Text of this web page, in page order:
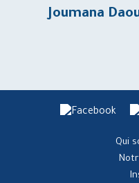
Joumana
Qui